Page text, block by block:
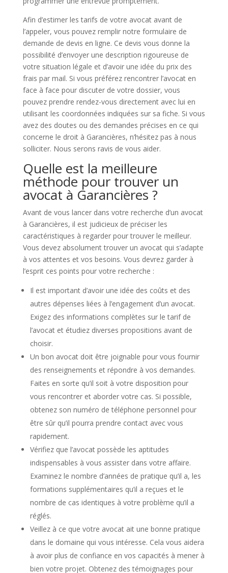
Afin d’estimer les tarifs de votre avocat avant de
l’appeler, vous pouvez remplir notre formulaire de
demande de devis en ligne. Ce devis vous donne la
possibilité d’envoyer une description rigoureuse de
votre situation légale et d’avoir une idée du prix des
frais par mail. Si vous préférez rencontrer l’avocat en
face à face pour discuter de votre dossier, vous
pouvez prendre rendez-vous directement avec lui en
utilisant les coordonnées indiquées sur sa fiche. Si vous
avez des doutes ou des demandes précises en ce qui
concerne le droit à Garancières, n’hésitez pas à nous
solliciter. Nous serons ravis de vous aider.
Quelle est la meilleure
méthode pour trouver un
avocat à Garancières ?
Avant de vous lancer dans votre recherche d’un avocat
à Garancières, il est judicieux de préciser les
caractéristiques à regarder pour trouver le meilleur.
Vous devez absolument trouver un avocat qui s’adapte
à vos attentes et vos besoins. Vous devrez garder à
l’esprit ces points pour votre recherche :
Il est important d’avoir une idée des coûts et des
autres dépenses liées à l’engagement d’un avocat.
Exigez des informations complètes sur le tarif de
l’avocat et étudiez diverses propositions avant de
choisir.
Un bon avocat doit être joignable pour vous fournir
des renseignements et répondre à vos demandes.
Faites en sorte qu’il soit à votre disposition pour
vous rencontrer et aborder votre cas. Si possible,
obtenez son numéro de téléphone personnel pour
être sûr qu’il pourra prendre contact avec vous
rapidement.
Vérifiez que l’avocat possède les aptitudes
indispensables à vous assister dans votre affaire.
Examinez le nombre d’années de pratique qu’il a, les
formations supplémentaires qu’il a reçues et le
nombre de cas identiques à votre problème qu’il a
réglés.
Veillez à ce que votre avocat ait une bonne pratique
dans le domaine qui vous intéresse. Cela vous aidera
à avoir plus de confiance en vos capacités à mener à
bien votre projet. Obtenez des témoignages pour